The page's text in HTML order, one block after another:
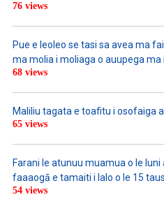
76 views
Pue e leoleo se tasi sa avea ma
ma molia i moliaga o auupega ma
68 views
Maliliu tagata e toafitu i osofaiga
65 views
Farani le atunuu muamua o le Iuni
faaaogā e tamaiti i lalo o le 15
54 views